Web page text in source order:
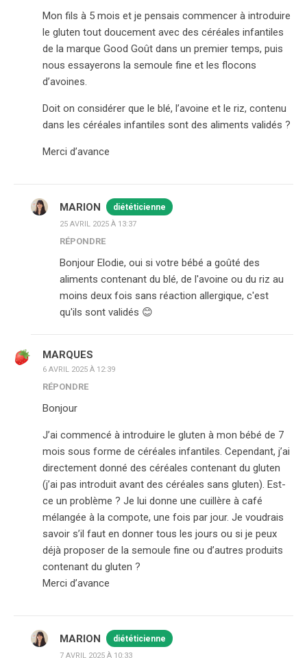
Mon fils à 5 mois et je pensais commencer à introduire
le gluten tout doucement avec des céréales infantiles
de la marque Good Goût dans un premier temps, puis
nous essayerons la semoule fine et les flocons
d’avoines.
Doit on considérer que le blé, l’avoine et le riz, contenu
dans les céréales infantiles sont des aliments validés ?
Merci d’avance
MARION diététicienne
25 AVRIL 2025 À 13:37
RÉPONDRE
Bonjour Elodie, oui si votre bébé a goûté des
aliments contenant du blé, de l'avoine ou du riz au
moins deux fois sans réaction allergique, c'est
qu'ils sont validés 😊
MARQUES
6 AVRIL 2025 À 12:39
RÉPONDRE
Bonjour
J’ai commencé à introduire le gluten à mon bébé de 7
mois sous forme de céréales infantiles. Cependant, j’ai
directement donné des céréales contenant du gluten
(j’ai pas introduit avant des céréales sans gluten). Est-
ce un problème ? Je lui donne une cuillère à café
mélangée à la compote, une fois par jour. Je voudrais
savoir s’il faut en donner tous les jours ou si je peux
déjà proposer de la semoule fine ou d’autres produits
contenant du gluten ?
Merci d’avance
MARION diététicienne
7 AVRIL 2025 À 10:33